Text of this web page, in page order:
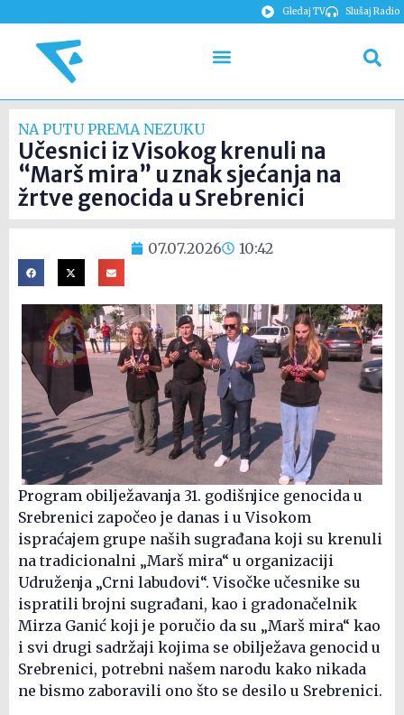
Gledaj TV Slušaj Radio
NA PUTU PREMA NEZUKU
Učesnici iz Visokog krenuli na
“Marš mira” u znak sjećanja na
žrtve genocida u Srebrenici
07.07.2026 10:42
Program obilježavanja 31. godišnjice genocida u
Srebrenici započeo je danas i u Visokom
ispraćajem grupe naših sugrađana koji su krenuli
na tradicionalni „Marš mira“ u organizaciji
Udruženja „Crni labudovi“. Visočke učesnike su
ispratili brojni sugrađani, kao i gradonačelnik
Mirza Ganić koji je poručio da su „Marš mira“ kao
i svi drugi sadržaji kojima se obilježava genocid u
Srebrenici, potrebni našem narodu kako nikada
ne bismo zaboravili ono što se desilo u Srebrenici.